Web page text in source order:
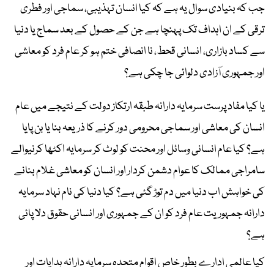
جب کہ بنیادی سوال یہ ہے کہ کیا انسان تہذیبی، سماجی اور فطری
ترقی کے ان اہداف تک پہنچا ہے جن کے حصول کے بعد سماج یا دنیا
سے کساد بازاری، انسانی قحط، نا انصافی ختم ہو کر عام فرد کو معاشی
اور جمہوری آزادی دلوائی جا چکی ہے؟
یا کیا مفاد پرست سرمایہ دارانہ طبقہ ارتکاز دولت کے نتیجے میں عام
انسان کی معاشی اور سماجی محرومی دور کرنے کا ذریعہ بنا یا بن پایا
ہے؟ کیا عام انسانی وسائل اور محنت کو لوٹ کر سرمایہ اکٹھا کرنیوالے
سامراجی ممالک کا عوام دشمن کردار اور انسان کو معاشی غلام بنانے
کی خواہش اب دنیا میں دم توڑ گئی ہے؟ کیا دنیا کی نام نہاد سرمایہ
دارانہ جمہوریت عام فرد کو ان کے جمہوری اور انسانی حقوق دلا پائی
ہے؟
کیا عالمی ادارے بطور خاص اقوام متحدہ سرمایہ دارانہ ہدایات اور